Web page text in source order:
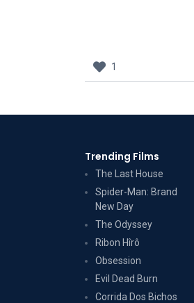
1
Trending Films
The Last House
Spider-Man: Brand
New Day
The Odyssey
Ribon Hîrô
Obsession
Evil Dead Burn
Corrida Dos Bichos